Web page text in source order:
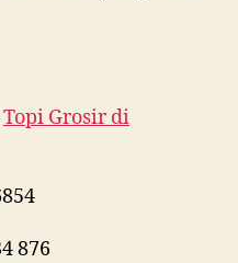
Topi Grosir di
876